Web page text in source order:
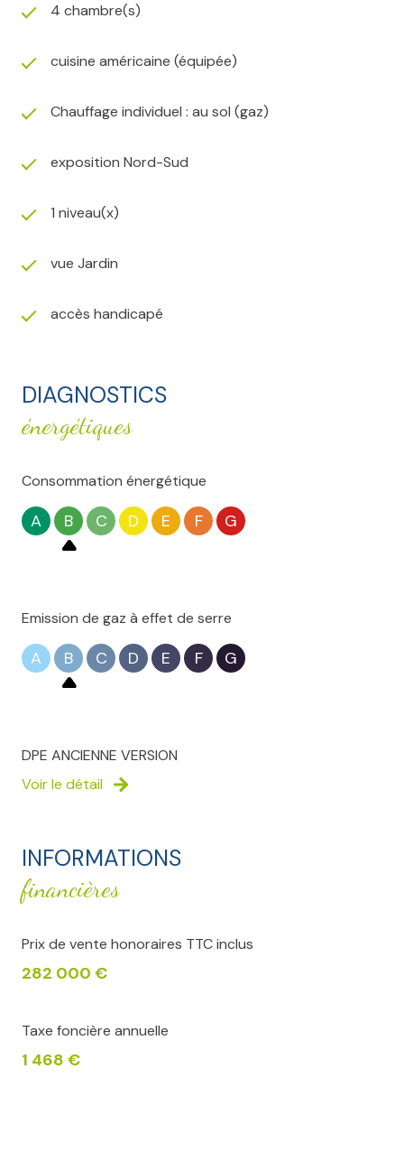
4 chambre(s)
cuisine américaine (équipée)
Chauffage individuel : au sol (gaz)
exposition Nord-Sud
1 niveau(x)
vue Jardin
accès handicapé
DIAGNOSTICS
énergétiques
Consommation énergétique
A B C D E F G
Emission de gaz à effet de serre
A B C D E F G
DPE ANCIENNE VERSION
Voir le détail
INFORMATIONS
financières
Prix de vente honoraires TTC inclus
282 000 €
Taxe foncière annuelle
1 468 €